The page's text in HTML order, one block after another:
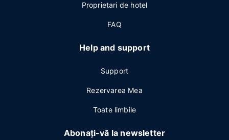
Proprietari de hotel
FAQ
Help and support
Support
Rezervarea Mea
Toate limbile
Abonați-vă la newsletter